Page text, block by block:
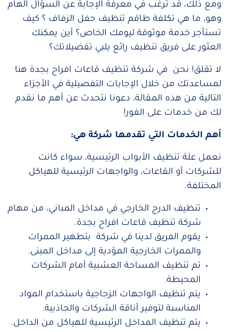
ومع ذلك، قد ترغب في معرفة الإجابة عن السؤال الهام
وهو، ما هي تكلفة طاقم تنظيف حفل الزفاف ؟ كيف
تستأجر خدمة موثوقة ليومك الخاص؟ أين يمكنك
العثور على فريق تنظيف رائع يلبي تفضيلاتك؟
لا تقلق! نحن في شركة تنظيف قاعات افراح بجدة هنا
لمساعدتك من خلال الإجابات التفصيلية في الأجزاء
التالية من هذه المقالة، دعونا نتحدث عن أهم ما نقدم
لك من خدمات على الفور!
أهم الخدمات التي تقدمها شركة هي:
نعمل علة تنظيف الأبواب الرئيسية، سواء كانت
للشركات أو القاعات، والواجهات الرئيسية للهياكل
المختلفة.
تنظيف الدرج الخارجي في مداخل المباني، من مهام
شركة تنظيف قاعات افراح بجدة.
يقوم الفريق لدينا في شركة بتطهير الممرات
والممرات الخارجية المؤدية إلى مداخل المبنى.
تم تنظيف المساحة العشبية أمام الشركات
المحيطة.
يتم تنظيف الواجهات الزجاجية باستخدام المواد
المناسبة لتوفير أناقة الشركات والجاذبية.
يتم تنظيف المداخل الرئيسية للهياكل من الداخل.